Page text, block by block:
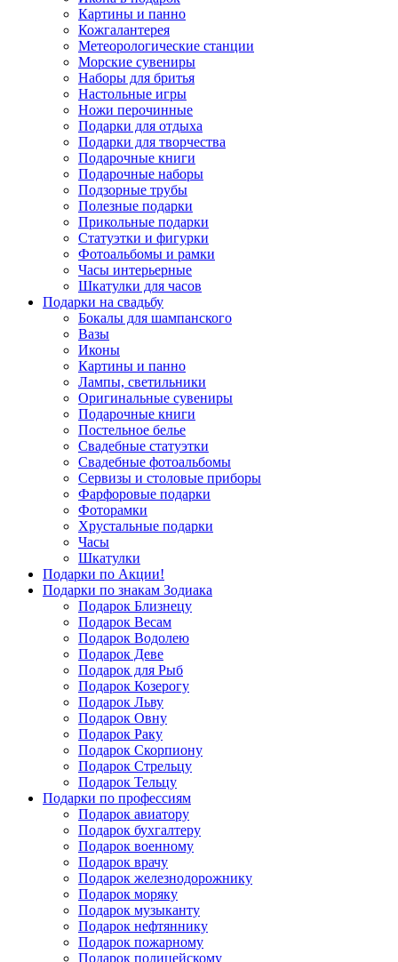
Картины и панно
Кожгалантерея
Метеорологические станции
Морские сувениры
Наборы для бритья
Настольные игры
Ножи перочинные
Подарки для отдыха
Подарки для творчества
Подарочные книги
Подарочные наборы
Подзорные трубы
Полезные подарки
Прикольные подарки
Статуэтки и фигурки
Фотоальбомы и рамки
Часы интерьерные
Шкатулки для часов
Подарки на свадьбу
Бокалы для шампанского
Вазы
Иконы
Картины и панно
Лампы, светильники
Оригинальные сувениры
Подарочные книги
Постельное белье
Свадебные статуэтки
Свадебные фотоальбомы
Сервизы и столовые приборы
Фарфоровые подарки
Фоторамки
Хрустальные подарки
Часы
Шкатулки
Подарки по Акции!
Подарки по знакам Зодиака
Подарок Близнецу
Подарок Весам
Подарок Водолею
Подарок Деве
Подарок для Рыб
Подарок Козерогу
Подарок Льву
Подарок Овну
Подарок Раку
Подарок Скорпиону
Подарок Стрельцу
Подарок Тельцу
Подарки по профессиям
Подарок авиатору
Подарок бухгалтеру
Подарок военному
Подарок врачу
Подарок железнодорожнику
Подарок моряку
Подарок музыканту
Подарок нефтяннику
Подарок пожарному
Подарок полицейскому